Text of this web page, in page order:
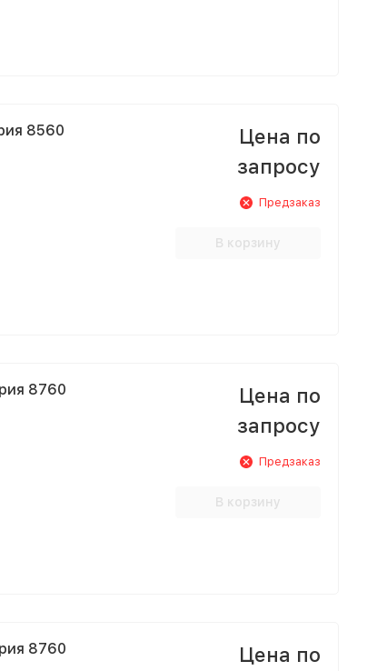
8560
Цена по
запросу
Предзаказ
В корзину
8760
Цена по
запросу
Предзаказ
В корзину
8760 Цена по